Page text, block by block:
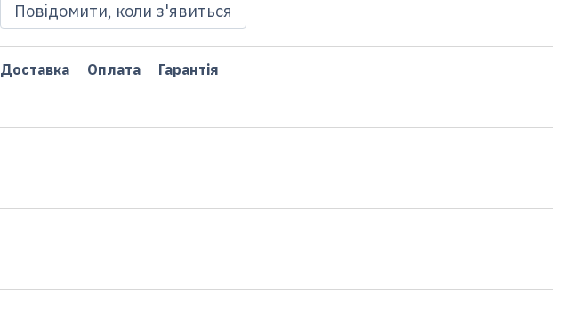
Повідомити, коли з'явиться
Доставка Оплата Гарантія